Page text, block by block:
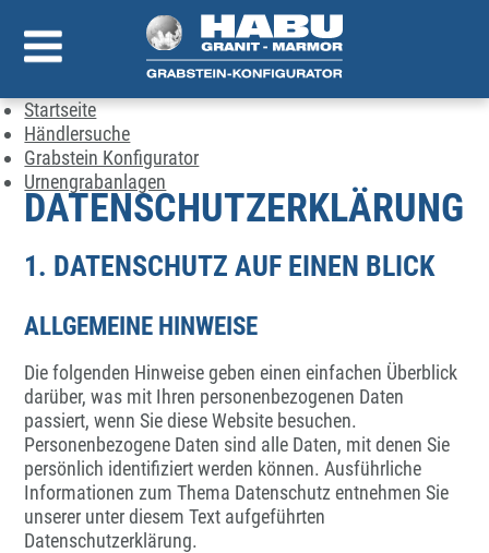
Startseite
Händlersuche
Grabstein Konfigurator
Urnengrabanlagen
DATENSCHUTZERKLÄRUNG
1. DATENSCHUTZ AUF EINEN BLICK
ALLGEMEINE HINWEISE
Die folgenden Hinweise geben einen einfachen Überblick
darüber, was mit Ihren personenbezogenen Daten
passiert, wenn Sie diese Website besuchen.
Personenbezogene Daten sind alle Daten, mit denen Sie
persönlich identifiziert werden können. Ausführliche
Informationen zum Thema Datenschutz entnehmen Sie
unserer unter diesem Text aufgeführten
Datenschutzerklärung.